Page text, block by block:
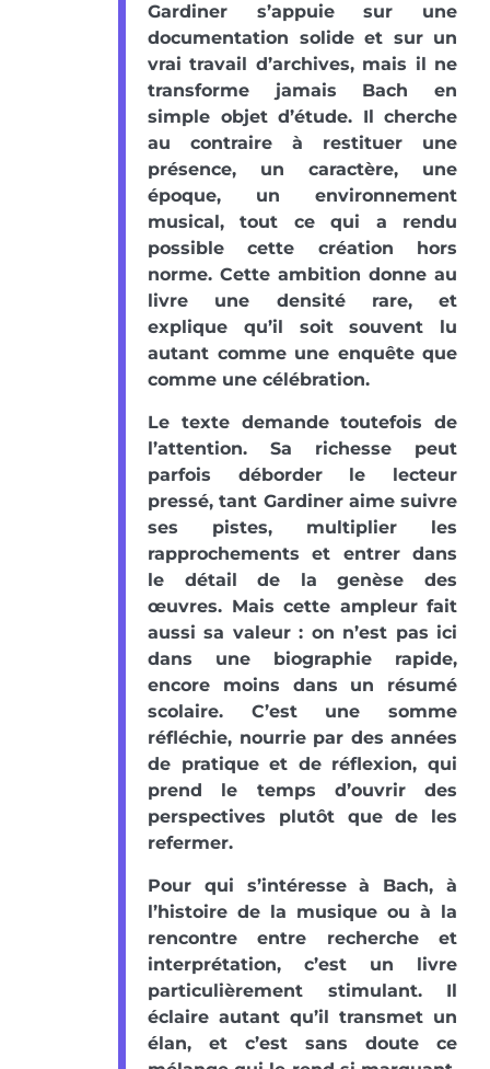
Gardiner s’appuie sur une
documentation solide et sur un
vrai travail d’archives, mais il ne
transforme jamais Bach en
simple objet d’étude. Il cherche
au contraire à restituer une
présence, un caractère, une
époque, un environnement
musical, tout ce qui a rendu
possible cette création hors
norme. Cette ambition donne au
livre une densité rare, et
explique qu’il soit souvent lu
autant comme une enquête que
comme une célébration.
Le texte demande toutefois de
l’attention. Sa richesse peut
parfois déborder le lecteur
pressé, tant Gardiner aime suivre
ses pistes, multiplier les
rapprochements et entrer dans
le détail de la genèse des
œuvres. Mais cette ampleur fait
aussi sa valeur : on n’est pas ici
dans une biographie rapide,
encore moins dans un résumé
scolaire. C’est une somme
réfléchie, nourrie par des années
de pratique et de réflexion, qui
prend le temps d’ouvrir des
perspectives plutôt que de les
refermer.
Pour qui s’intéresse à Bach, à
l’histoire de la musique ou à la
rencontre entre recherche et
interprétation, c’est un livre
particulièrement stimulant. Il
éclaire autant qu’il transmet un
élan, et c’est sans doute ce